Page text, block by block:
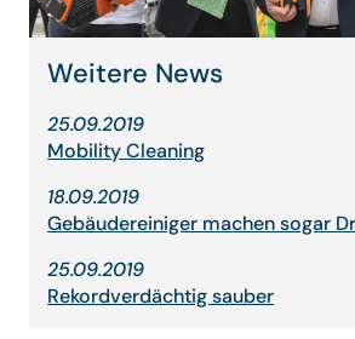
Weitere News
25.09.2019
Mobility Cleaning
18.09.2019
Gebäudereiniger machen sogar
25.09.2019
Rekordverdächtig sauber